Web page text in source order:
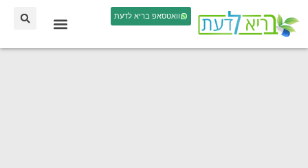
וואטסאפ בריא לדעת